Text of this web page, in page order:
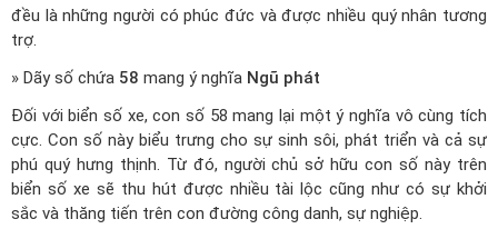
đều là những người có phúc đức và được nhiều quý nhân tương
trợ.
» Dãy số chứa 58 mang ý nghĩa Ngũ phát
Đối với biển số xe, con số 58 mang lại một ý nghĩa vô cùng tích
cực. Con số này biểu trưng cho sự sinh sôi, phát triển và cả sự
phú quý hưng thịnh. Từ đó, người chủ sở hữu con số này trên
biển số xe sẽ thu hút được nhiều tài lộc cũng như có sự khởi
sắc và thăng tiến trên con đường công danh, sự nghiệp.